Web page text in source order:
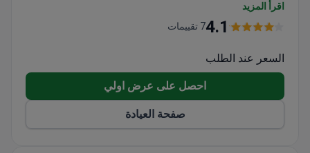
جزء من مجموعة مستشفيات ذات تخصصات طبية
واسعة
اقرأ المزيد
4.17 تقييمات
السعر عند الطلب
احصل على عرض اولي
صفحة العيادة